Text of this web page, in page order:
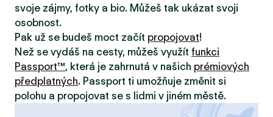
svoje zájmy, fotky a bio. Můžeš tak ukázat svoji
osobnost.
Pak už se budeš moct začít propojovat!
Než se vydáš na cesty, můžeš využít funkci
Passport™, která je zahrnutá v našich prémiových
předplatných. Passport ti umožňuje změnit si
polohu a propojovat se s lidmi v jiném městě.